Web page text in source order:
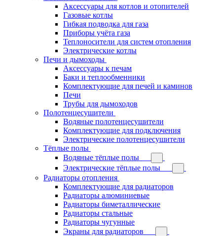
Аксессуары для котлов и отопителей
Газовые котлы
Гибкая подводка для газа
Приборы учёта газа
Теплоносители для систем отопления
Электрические котлы
Печи и дымоходы
Аксессуары к печам
Баки и теплообменники
Комплектующие для печей и каминов
Печи
Трубы для дымоходов
Полотенцесушители
Водяные полотенцесушители
Комплектующие для подключения
Электрические полотенцесушители
Тёплые полы
Водяные тёплые полы
Электрические тёплые полы
Радиаторы отопления
Комплектующие для радиаторов
Радиаторы алюминиевые
Радиаторы биметаллические
Радиаторы стальные
Радиаторы чугунные
Экраны для радиаторов